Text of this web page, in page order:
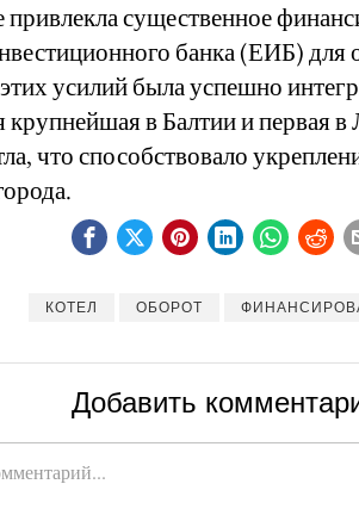
существенное
банка (ЕИБ) для
усилий была успешно
в Балтии и первая в
что способствовало
КОТЕЛ ОБОРОТ
Добавить